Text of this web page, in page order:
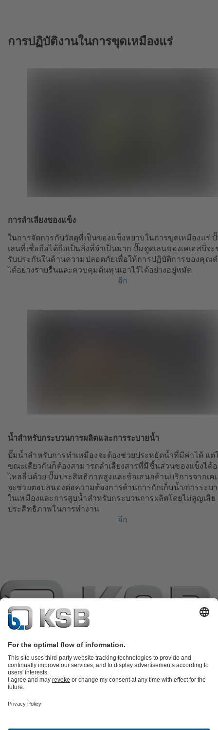
การปฏิบัติงานในการขุดเหมืองแร่
การลำเลียงของแข็ง
ในการจัดการกับวัสดุที่เป็นของแข็งหยาบในการขุดเหมืองแร่
เลนที่เชื่อถือได้ถือเป็นสิ่งที่จำเป็นมาก ปั๊มดูดเลนของเคเอสบีจะ
รับประกันในด้านความปลอดภัยเพื่อให้การปฏิบัติการของคุณด
ได้อย่างราบรื่นและควบคุมต้นทุนเอาไว้ได้อย่างอยู่หมัด
อีก
น้ำสำหรับกระบวนการผลิตและการระบายน้ำ
ปั๊มน้ำสำหรับการทำเหมืองจะต้องช่วยประหยัดน้ำที่มีค่าได้ แต่
ขณะเดียวกันก็ต้องสามารถลำเลียงสารที่มีชิ้นส่วนของแข็งได้อ
ไหลลื่นด้วย ปั๊มประสิทธิภาพสูงและข้อเสนอด้านบริการจากเค
จะช่วยตอบสนองต่อความต้องการด้านการกักเก็บน้ำ/การระบ
ในเหมืองและการสูบน้ำสำหรับกระบวนการผลิตโดยไม่สูญเสีย
ประสิทธิภาพในการทำงาน
อีก
แค็ตตาล็อกผลิตภัณฑ์อะไหล่บริการด้านเทคนิคตะกร้าสินค้า
เทคโนโลยีสำหรับงานน้ำเสีย